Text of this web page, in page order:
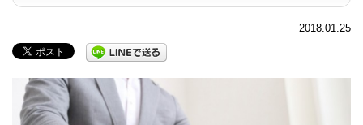
2018.01.25